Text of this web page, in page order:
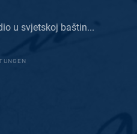
u svjetskoj baštin...